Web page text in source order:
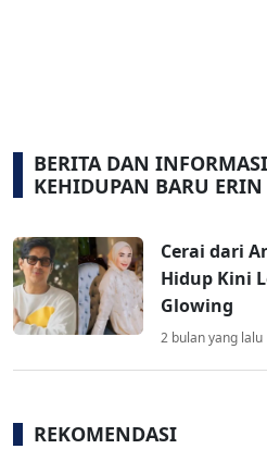
BERITA DAN
KEHIDUPAN BARU ERIN
Cerai dari
Hidup Kini
Glowing
2 bulan yang lalu
REKOMENDASI